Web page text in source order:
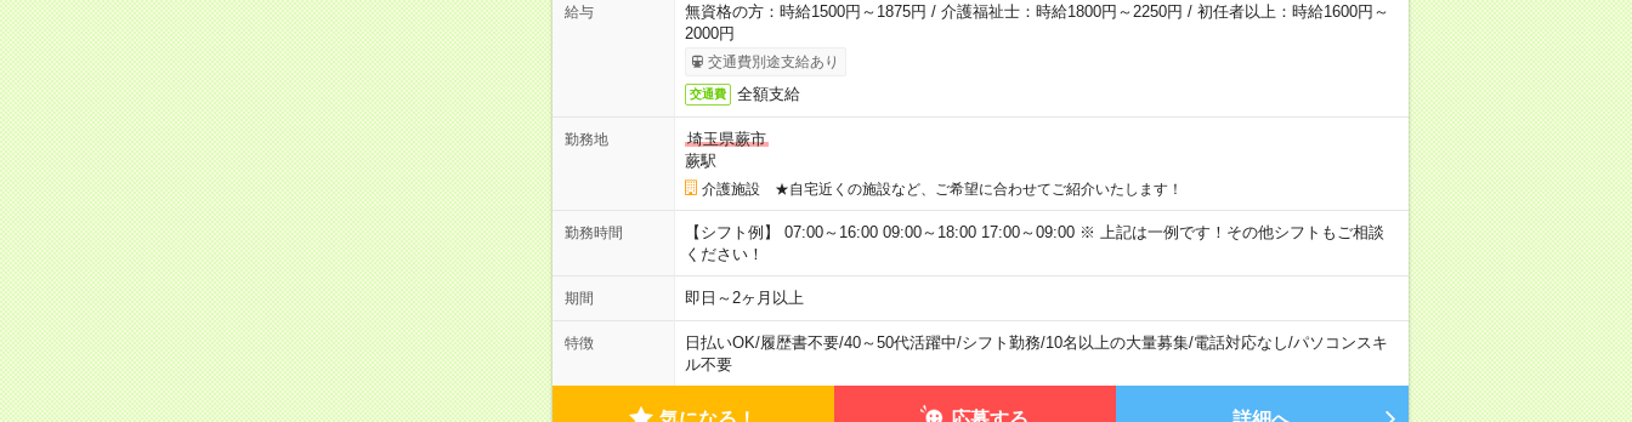
給与
無資格の方：時給1500円～1875円 / 介護福祉士：時給1800円～2250円 / 初任者以上：時給1600円～
2000円
交通費別途支給あり
交通費 全額支給
勤務地
埼玉県蕨市
蕨駅
介護施設 ★自宅近くの施設など、ご希望に合わせてご紹介いたします！
勤務時間
【シフト例】 07:00～16:00 09:00～18:00 17:00～09:00 ※ 上記は一例です！その他シフトもご相談
ください！
期間 即日～2ヶ月以上
特徴 日払いOK/履歴書不要/40～50代活躍中/シフト勤務/10名以上の大量募集/電話対応なし/パソコンスキ
ル不要